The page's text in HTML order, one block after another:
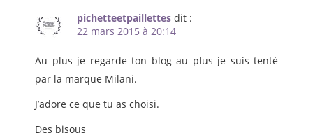
pichetteetpaillettes dit :
22 mars 2015 à 20:14
Au plus je regarde ton blog au plus je suis tenté
par la marque Milani.
J’adore ce que tu as choisi.
Des bisous